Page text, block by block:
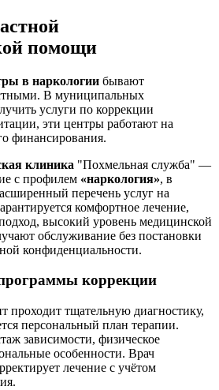
помощи
в наркологии бывают
В муниципальных
услуги по коррекции
эти центры работают на
финансирования.
клиника "Похмельная служба" —
с профилем «наркология», в
перечень услуг на
комфортное лечение,
высокий уровень медицинской
обслуживание без постановки
конфиденциальности.
коррекции
проходит тщательную диагностику,
персональный план терапии.
зависимости, физическое
особенности. Врач
лечение с учётом